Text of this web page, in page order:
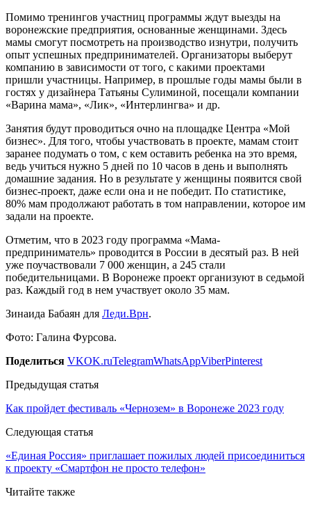
Помимо тренингов участниц программы ждут выезды на
воронежские предприятия, основанные женщинами. Здесь
мамы смогут посмотреть на производство изнутри, получить
опыт успешных предпринимателей. Организаторы выберут
компанию в зависимости от того, с какими проектами
пришли участницы. Например, в прошлые годы мамы были в
гостях у дизайнера Татьяны Сулиминой, посещали компании
«Варина мама», «Лик», «Интерлингва» и др.
Занятия будут проводиться очно на площадке Центра «Мой
бизнес». Для того, чтобы участвовать в проекте, мамам стоит
заранее подумать о том, с кем оставить ребенка на это время,
ведь учиться нужно 5 дней по 10 часов в день и выполнять
домашние задания. Но в результате у женщины появится свой
бизнес-проект, даже если она и не победит. По статистике,
80% мам продолжают работать в том направлении, которое им
задали на проекте.
Отметим, что в 2023 году программа «Мама-
предприниматель» проводится в России в десятый раз. В ней
уже поучаствовали 7 000 женщин, а 245 стали
победительницами. В Воронеже проект организуют в седьмой
раз. Каждый год в нем участвует около 35 мам.
Зинаида Бабаян для Леди.Врн.
Фото: Галина Фурсова.
Поделиться VKOK.ruTelegramWhatsAppViberPinterest
Предыдущая статья
Как пройдет фестиваль «Чернозем» в Воронеже 2023 году
Следующая статья
«Единая Россия» приглашает пожилых людей присоединиться
к проекту «Смартфон не просто телефон»
Читайте также